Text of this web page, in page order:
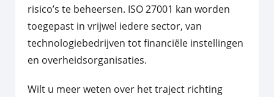
risico’s te beheersen. ISO 27001 kan worden
toegepast in vrijwel iedere sector, van
technologiebedrijven tot financiële instellingen
en overheidsorganisaties.
Wilt u meer weten over het traject richting